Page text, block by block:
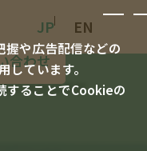
JP EN
合わせ
握や広告配信などの
ています。
することでCookieの
動場整備事業